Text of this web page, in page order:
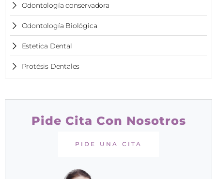
Odontología conservadora
Odontología Biológica
Estetica Dental
Protésis Dentales
Pide Cita Con Nosotros
PIDE UNA CITA